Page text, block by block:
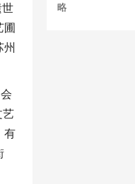
圃
艺
有